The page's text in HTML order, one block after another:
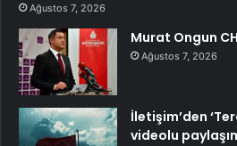
Ağustos 7, 2026
Murat Ongun
Ağustos 7, 2026
İletişim’den
videolu